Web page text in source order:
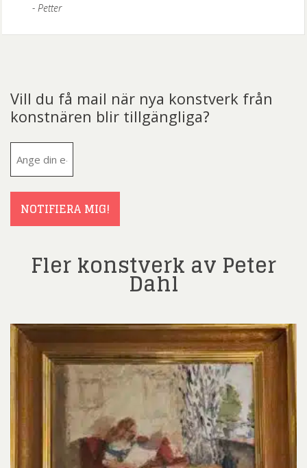
Petter
Vill du få mail när nya konstverk från
konstnären blir tillgängliga?
NOTIFIERA MIG!
Fler konstverk av Peter
Dahl